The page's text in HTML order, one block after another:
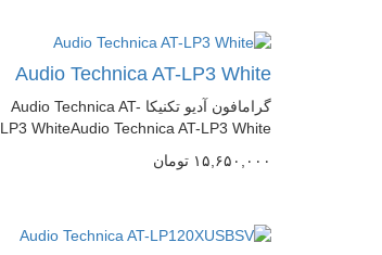
Audio Technica AT-LP3 White
گرامافون آدیو تکنیکا Audio Technica AT-
LP3 WhiteAudio Technica AT-LP3 White..
١۵,۶۵٠,٠٠٠
تومان